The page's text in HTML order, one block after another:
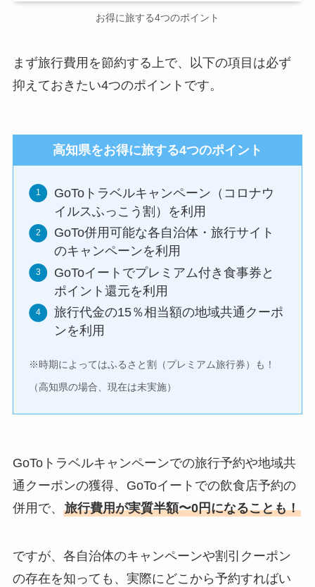
お得に旅する4つのポイント
まず旅行費用を節約する上で、以下の項目は必ず
抑えておきたい4つのポイントです。
高知県をお得に旅する4つのポイント
GoToトラベルキャンペーン（コロナウ
イルスふっこう割）を利用
GoTo併用可能な各自治体・旅行サイト
のキャンペーンを利用
GoToイートでプレミアム付き食事券と
ポイント還元を利用
旅行代金の15％相当額の地域共通クーポ
ンを利用
※時期によってはふるさと割（プレミアム旅行券）も！
（高知県の場合、現在は未実施）
GoToトラベルキャンペーンでの旅行予約や地域共
通クーポンの獲得、GoToイートでの飲食店予約の
併用で、 旅行費用が実質半額〜0円になることも！
ですが、各自治体のキャンペーンや割引クーポン
の存在を知っても、実際にどこから予約すればい